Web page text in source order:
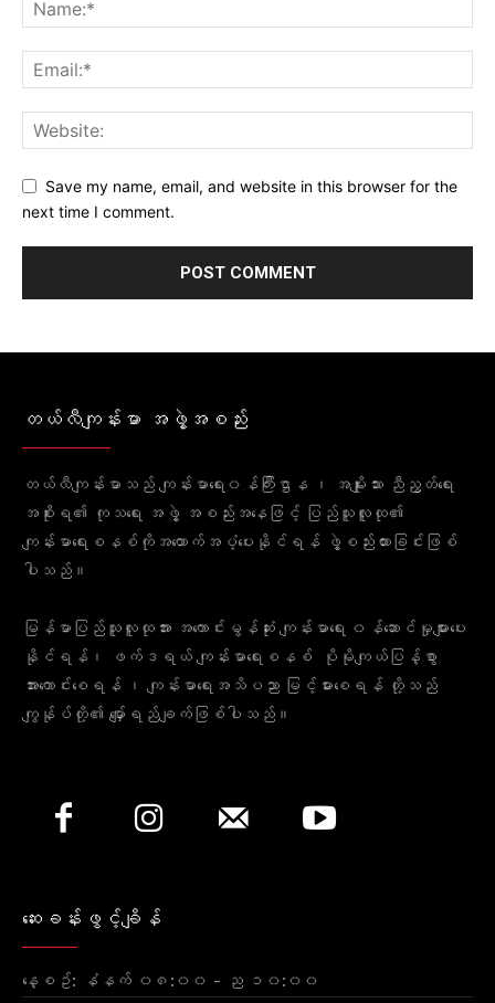
Save my name, email, and website in this browser for the
next time I comment.
တယ်လီကျန်းမာ အဖွဲ့အစည်း
တယ်လီကျန်းမာသည် ကျန်းမာရေး၀န်ကြီးဌာန ၊ အမျိုးသား ညီညွတ်ရေး
အစိုးရ၏ ကုသရေး အဖွဲ့ အစည်းအနေဖြင့် ပြည်သူလူထု၏
ကျန်းမာရေးစနစ်ကိုအထောက်အပံ့ပေးနိုင်ရန် ဖွဲ့စည်းထားခြင်းဖြစ်
ပါသည်။
မြန်မာပြည်သူလူထုအား အကောင်းမွန်ဆုံး ကျန်းမာရေး ၀န်ဆောင်မှုများပေး
နိုင်ရန်၊ ဖက်ဒရယ် ကျန်းမာရေးစနစ် ပိုမိုကျယ်ပြန့်စွာ
အားကောင်းစေရန် ၊ ကျန်းမာရေးအသိပညာ မြင့်မားစေရန် တို့သည်
ကျွန်ုပ်တို့၏ မျှော်ရည်ချက်ဖြစ်ပါသည်။
ဆေးခန်းဖွင့်ချိန်
နေ့စဥ်: နံနက် ၀၈:၀၀ - ည ၁၀:၀၀